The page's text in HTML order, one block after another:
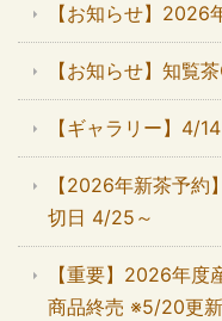
【お知らせ】2026
【お知らせ】知覧
【ギャラリー】4/
【2026年新茶予
切日 4/25～
【重要】2026年度
商品終売 ※5/20更新